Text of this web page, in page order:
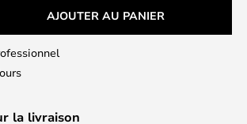
AJOUTER AU PANIER
la livraison